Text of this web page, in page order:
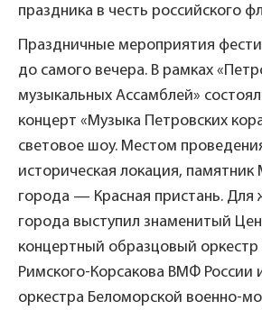
праздника в честь российского
Праздничные мероприятия
до самого вечера. В рамках
музыкальных Ассамблей»
концерт «Музыка Петровских
световое шоу. Местом
историческая локация,
города — Красная пристань. Для
города выступил знаменитый
концертный образцовый оркестр
Римского-Корсакова ВМФ России
оркестра Беломорской военно-